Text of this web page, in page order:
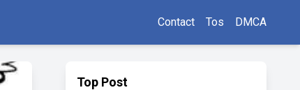
Contact Tos DMCA
Top Post